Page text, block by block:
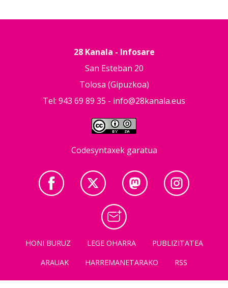
28 Kanala - Infosare
San Esteban 20
Tolosa (Gipuzkoa)
Tel: 943 69 89 35 - info@28kanala.eus
Codesyntaxek garatua
HONI BURUZ LEGE OHARRA
PUBLIZITATEA
ARAUAK
HARREMANETARAKO RSS